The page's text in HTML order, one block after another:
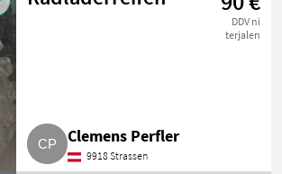
DDV ni
terjalen
Clemens Perfler
9918 Strassen